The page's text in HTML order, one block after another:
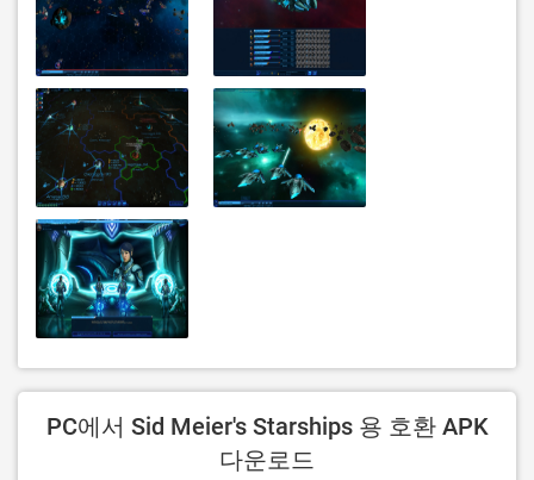
PC에서 Sid Meier's Starships 용 호환 APK
다운로드